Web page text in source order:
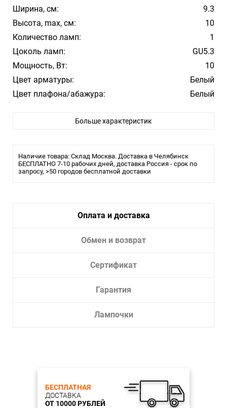
Ширина, см:
9.3
Высота, max, см:
10
Количество ламп:
1
Цоколь ламп:
GU5.3
Мощность, Вт:
10
Цвет арматуры:
Белый
Цвет плафона/абажура:
Белый
Цвет арматуры белый
Материал плафона пластик
Ширина/диаметр 9,3 см
Тип цоколя GU5.3
Cтепень защиты IP 20
Больше характеристик
Наличие товара: Склад Москва. Доставка в Челябинск
БЕСПЛАТНО 7-10 рабочих дней, доставка Россия - срок по
запросу, >50 городов бесплатной доставки
Оплата и доставка
Обмен и возврат
Сертификат
Гарантия
Лампочки
БЕСПЛАТНАЯ
ДОСТАВКА
ОТ 10000 РУБЛЕЙ